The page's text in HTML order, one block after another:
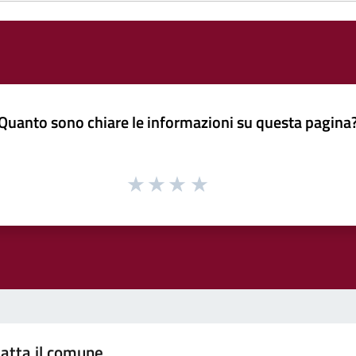
sono chiare le informazioni su questa